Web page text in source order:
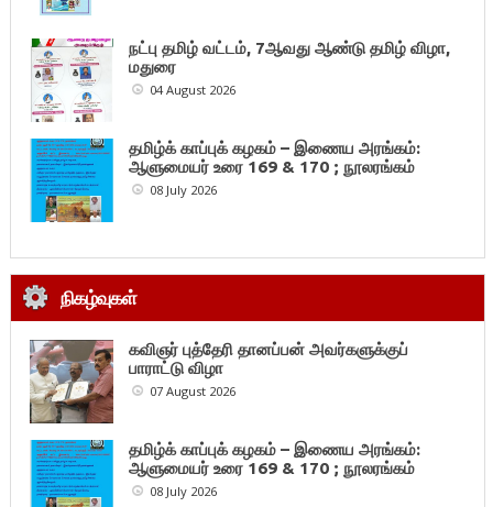
நட்பு தமிழ் வட்டம், 7ஆவது ஆண்டு தமிழ் விழா,
மதுரை
04 August 2026
தமிழ்க் காப்புக் கழகம் – இணைய அரங்கம்:
ஆளுமையர் உரை 169 & 170 ; நூலரங்கம்
08 July 2026
நிகழ்வுகள்
கவிஞர் புத்தேரி தானப்பன் அவர்களுக்குப்
பாராட்டு விழா
07 August 2026
தமிழ்க் காப்புக் கழகம் – இணைய அரங்கம்:
ஆளுமையர் உரை 169 & 170 ; நூலரங்கம்
08 July 2026